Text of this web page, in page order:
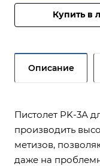
Купить в
Описание
Пистолет PK-3А
производить
метизов,
даже на